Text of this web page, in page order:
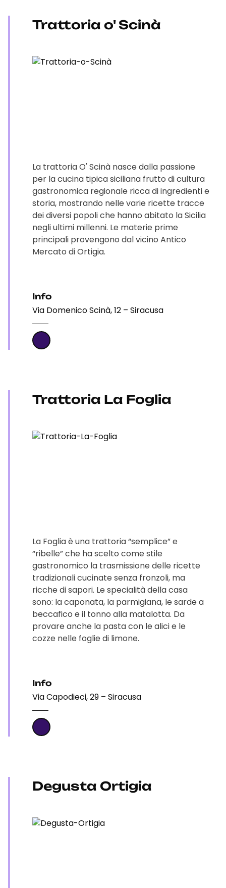
Trattoria o' Scinà
La trattoria O' Scinà nasce dalla passione
per la cucina tipica siciliana frutto di cultura
gastronomica regionale ricca di ingredienti e
storia, mostrando nelle varie ricette tracce
dei diversi popoli che hanno abitato la Sicilia
negli ultimi millenni. Le materie prime
principali provengono dal vicino Antico
Mercato di Ortigia.
Info
Via Domenico Scinà, 12 – Siracusa
Trattoria La Foglia
La Foglia è una trattoria “semplice” e
“ribelle” che ha scelto come stile
gastronomico la trasmissione delle ricette
tradizionali cucinate senza fronzoli, ma
ricche di sapori. Le specialità della casa
sono: la caponata, la parmigiana, le sarde a
beccafico e il tonno alla matalotta. Da
provare anche la pasta con le alici e le
cozze nelle foglie di limone.
Info
Via Capodieci, 29 – Siracusa
Degusta Ortigia